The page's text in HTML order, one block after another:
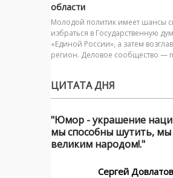
области
Молодой политик имеет шансы
избраться в Государственную
«Единой России», а затем
регион. Деловое сообщество —
ЦИТАТА ДНЯ
"Юмор - украшение
мы способны шутить, мы
великим народом!."
Сергей Довлатов